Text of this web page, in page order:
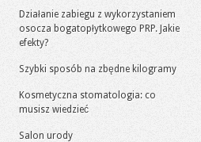
Działanie zabiegu z wykorzystaniem
osocza bogatopłytkowego PRP. Jakie
efekty?
Szybki sposób na zbędne kilogramy
Kosmetyczna stomatologia: co
musisz wiedzieć
Salon urody